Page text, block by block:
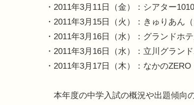
・2011年3月11日（金）：シアター
・2011年3月15日（火）：きゅりあん
・2011年3月16日（水）：グランドホ
・2011年3月16日（水）：立川グラン
・2011年3月17日（木）：なかのZERO
本年度の中学入試の概況や出題傾向